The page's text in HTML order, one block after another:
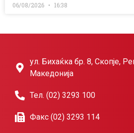
06/08/2026 16:38
ул. Бихаќка бр. 8, Скопје,
Македонија
Тел. (02) 3293 100
Факс (02) 3293 114